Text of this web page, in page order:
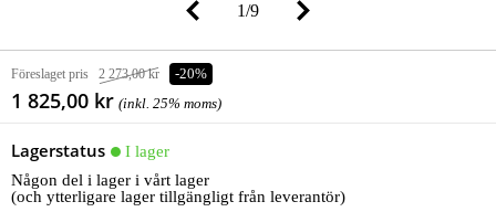
1/9
Föreslaget pris 2 273,00 kr -20%
1 825,00 kr (inkl. 25% moms)
Lagerstatus
I lager
Någon del i lager i vårt lager
(och ytterligare lager tillgängligt från leverantör)